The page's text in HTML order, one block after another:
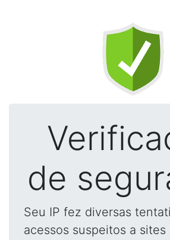
de
Seu IP fez diversas
acessos suspeitos a sites